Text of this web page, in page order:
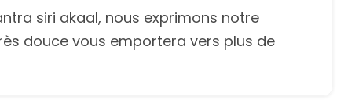
siri akaal, nous exprimons notre
douce vous emportera vers plus de